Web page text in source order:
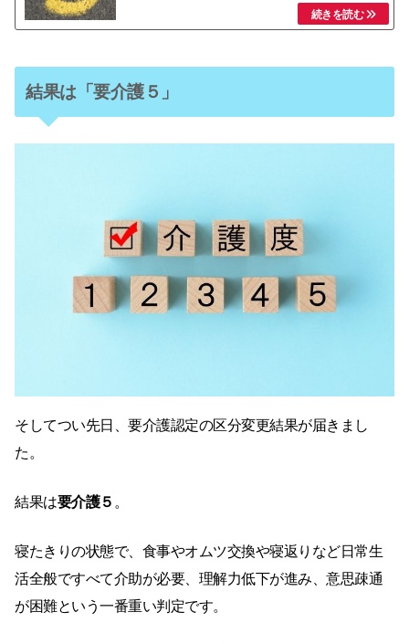
結果は「要介護５」
そしてつい先日、要介護認定の区分変更結果が届きまし
た。
結果は要介護５ 。
寝たきりの状態で、食事やオムツ交換や寝返りなど日常生
活全般ですべて介助が必要、理解力低下が進み、意思疎通
が困難という一番重い判定です。